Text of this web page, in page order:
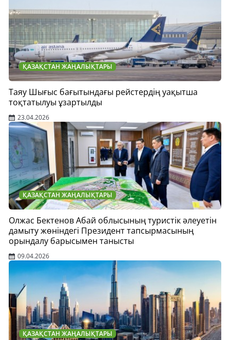
ҚАЗАҚСТАН ЖАҢАЛЫҚТАРЫ
Таяу Шығыс бағытындағы рейстердің уақытша
тоқтатылуы ұзартылды
23.04.2026
ҚАЗАҚСТАН ЖАҢАЛЫҚТАРЫ
Олжас Бектенов Абай облысының туристік әлеуетін
дамыту жөніндегі Президент тапсырмасының
орындалу барысымен танысты
09.04.2026
ҚАЗАҚСТАН ЖАҢАЛЫҚТАРЫ